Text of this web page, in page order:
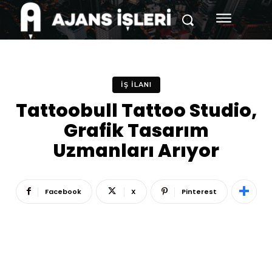
İŞ İLANI
Tattoobull Tattoo Studio,
Grafik Tasarım
Uzmanları Arıyor
Facebook X Pinterest